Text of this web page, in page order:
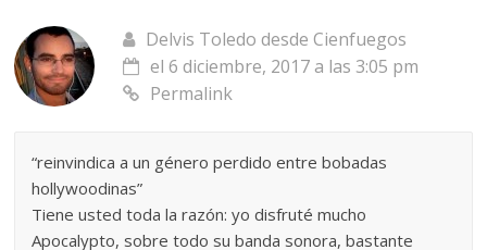
Delvis Toledo desde Cienfuegos
el 6 diciembre, 2017 a las 3:05 pm
Permalink
“reinvindica a un género perdido entre bobadas
hollywoodinas”
Tiene usted toda la razón: yo disfruté mucho
Apocalypto, sobre todo su banda sonora, bastante